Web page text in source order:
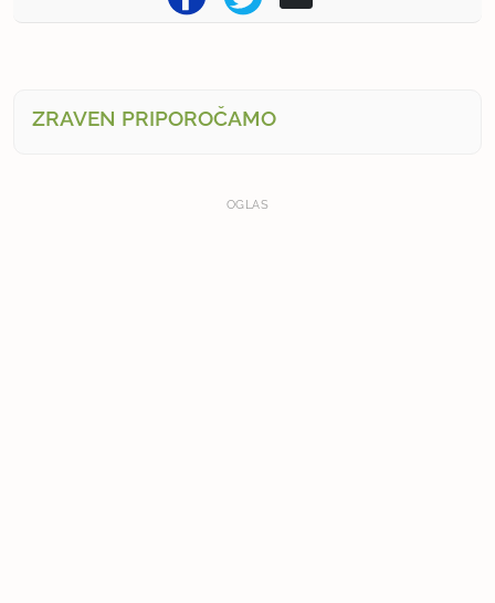
ZRAVEN PRIPOROČAMO
OGLAS